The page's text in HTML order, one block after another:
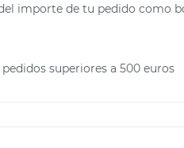
importe de tu pedido como
superiores a 500 euros